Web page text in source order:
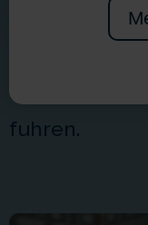
nicht
und Züge
fuhren.